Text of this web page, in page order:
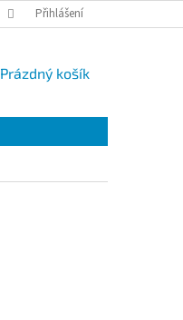
Přihlášení
NÁKUPNÍ
Prázdný košík